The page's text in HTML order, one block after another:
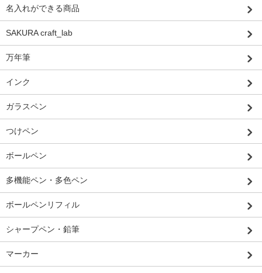
名入れができる商品
SAKURA craft_lab
万年筆
インク
ガラスペン
つけペン
ボールペン
多機能ペン・多色ペン
ボールペンリフィル
シャープペン・鉛筆
マーカー